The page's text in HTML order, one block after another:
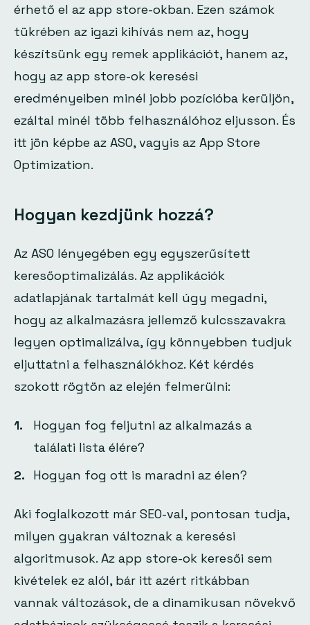
érhető el az app store-okban. Ezen számok
tükrében az igazi kihívás nem az, hogy
készítsünk egy remek applikációt, hanem az,
hogy az app store-ok keresési
eredményeiben minél jobb pozícióba kerüljön,
ezáltal minél több felhasználóhoz eljusson. És
itt jön képbe az ASO, vagyis az App Store
Optimization.
Hogyan kezdjünk hozzá?
Az ASO lényegében egy egyszerűsített
keresőoptimalizálás. Az applikációk
adatlapjának tartalmát kell úgy megadni,
hogy az alkalmazásra jellemző kulcsszavakra
legyen optimalizálva, így könnyebben tudjuk
eljuttatni a felhasználókhoz. Két kérdés
szokott rögtön az elején felmerülni:
Hogyan fog feljutni az alkalmazás a
találati lista élére?
Hogyan fog ott is maradni az élen?
Aki foglalkozott már SEO-val, pontosan tudja,
milyen gyakran változnak a keresési
algoritmusok. Az app store-ok keresői sem
kivételek ez alól, bár itt azért ritkábban
vannak változások, de a dinamikusan növekvő